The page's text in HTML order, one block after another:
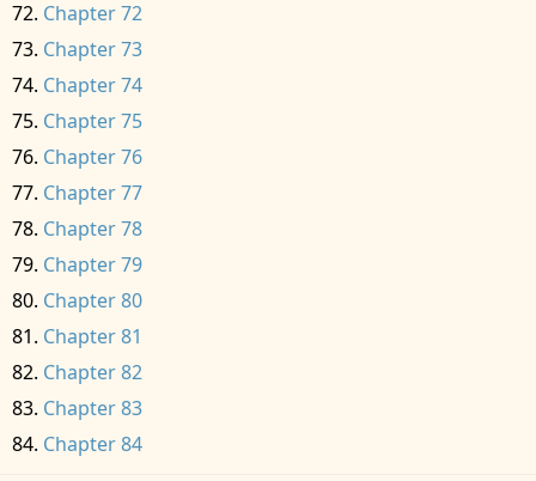
Chapter 72
Chapter 73
Chapter 74
Chapter 75
Chapter 76
Chapter 77
Chapter 78
Chapter 79
Chapter 80
Chapter 81
Chapter 82
Chapter 83
Chapter 84